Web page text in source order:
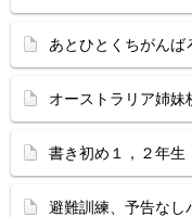
あとひとくちがんば
オーストラリア姉妹
書き初め１，２年生
避難訓練、予告なし